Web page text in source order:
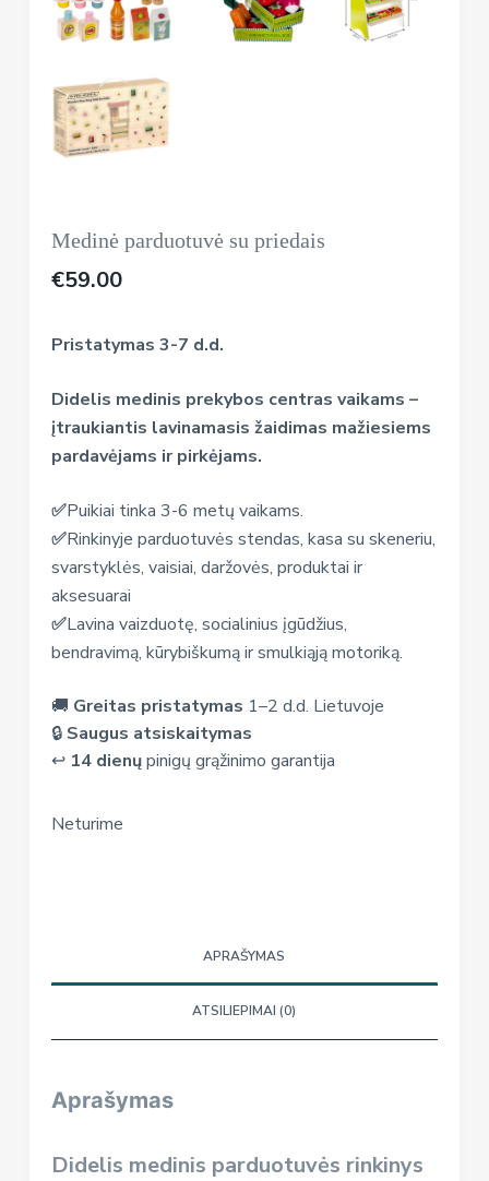
Medinė parduotuvė su priedais
€59.00
Pristatymas 3-7 d.d.
Didelis medinis prekybos centras vaikams –
įtraukiantis lavinamasis žaidimas mažiesiems
pardavėjams ir pirkėjams.
✅Puikiai tinka 3-6 metų vaikams.
✅Rinkinyje parduotuvės stendas, kasa su skeneriu,
svarstyklės, vaisiai, daržovės, produktai ir
aksesuarai
✅Lavina vaizduotę, socialinius įgūdžius,
bendravimą, kūrybiškumą ir smulkiąją motoriką.
🚚 Greitas pristatymas 1–2 d.d. Lietuvoje
🔒 Saugus atsiskaitymas
↩️ 14 dienųpinigų grąžinimo garantija
Neturime
APRAŠYMAS
ATSILIEPIMAI (0)
Aprašymas
Didelis medinis parduotuvės rinkinys